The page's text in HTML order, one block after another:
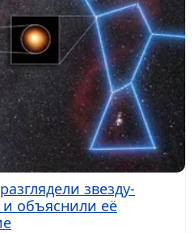
звезду-
и объяснили её